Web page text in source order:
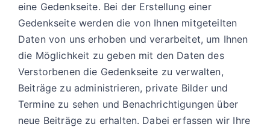
eine Gedenkseite. Bei der Erstellung einer
Gedenkseite werden die von Ihnen mitgeteilten
Daten von uns erhoben und verarbeitet, um Ihnen
die Möglichkeit zu geben mit den Daten des
Verstorbenen die Gedenkseite zu verwalten,
Beiträge zu administrieren, private Bilder und
Termine zu sehen und Benachrichtigungen über
neue Beiträge zu erhalten. Dabei erfassen wir Ihre